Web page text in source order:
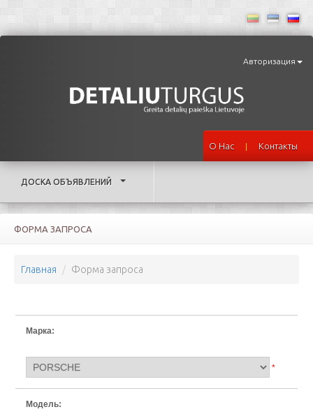
Авторизация
О Нас | Контакты
ДОСКА ОБЪЯВЛЕНИЙ
ФОРМА ЗАПРОСА
Главная Форма запроса
Марка:
*
Модель: